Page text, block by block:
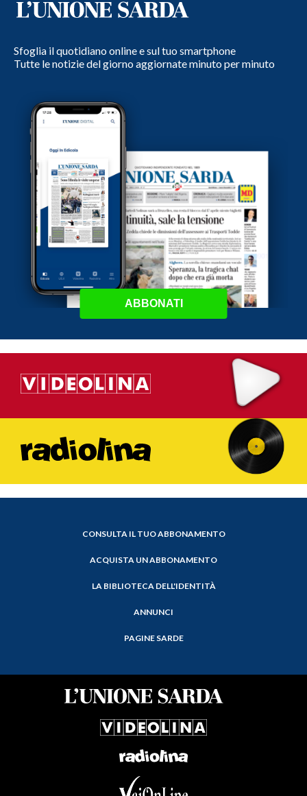
Sfoglia il quotidiano online e sul tuo smartphone
Tutte le notizie del giorno aggiornate minuto per minuto
ABBONATI
CONSULTA IL TUO ABBONAMENTO
ACQUISTA UN ABBONAMENTO
LA BIBLIOTECA DELL'IDENTITÀ
ANNUNCI
PAGINE SARDE